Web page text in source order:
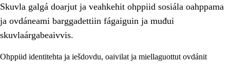
Skuvla galgá doarjut ja veahkehit ohppiid sosiála oahppama
ja ovdáneami barggadettiin fágaiguin ja muđui
skuvlaárgabeaivvis.
Ohppiid identitehta ja iešdovdu, oaivilat ja miellaguottut ovdánit